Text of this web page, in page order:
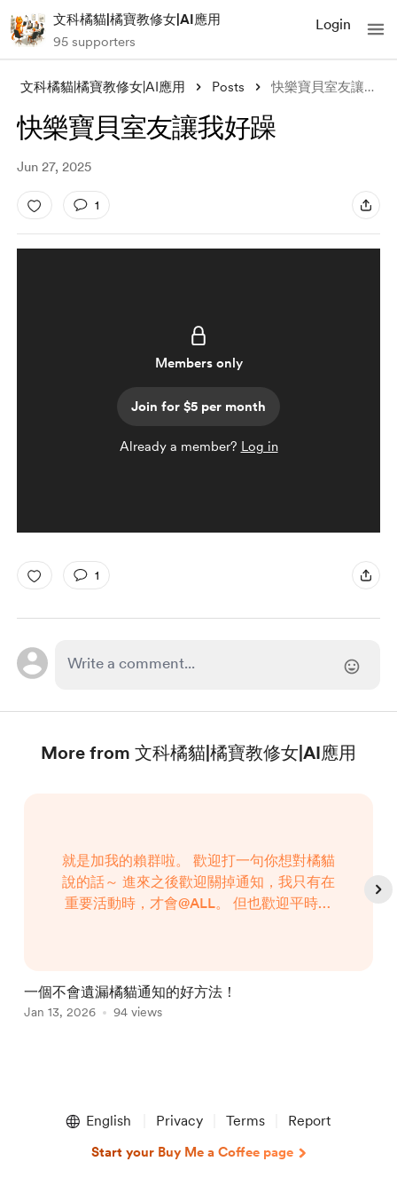
文科橘貓|橘寶教修女|AI應用
95 supporters
Login
文科橘貓|橘寶教修女|AI應用 Posts 快樂寶貝室友讓我好躁
快樂寶貝室友讓我好躁
Jun 27, 2025
1
Members only
Join for $5 per month
Already a member? Log in
1
More from 文科橘貓|橘寶教修女|AI應用
就是加我的賴群啦。 歡迎打一句你想對橘貓
說的話～ 進來之後歡迎關掉通知，我只有在
重要活動時，才會@ALL。 但也歡迎平時一
～我們裏面的內容當然是最關鍵、有趣又有
一個不會遺漏橘貓通知的好方法！
Jan 13, 2026 94 views
English Privacy Terms Report
Start your Buy Me a Coffee page